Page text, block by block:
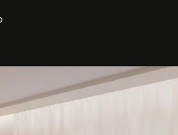
d'un phénomène